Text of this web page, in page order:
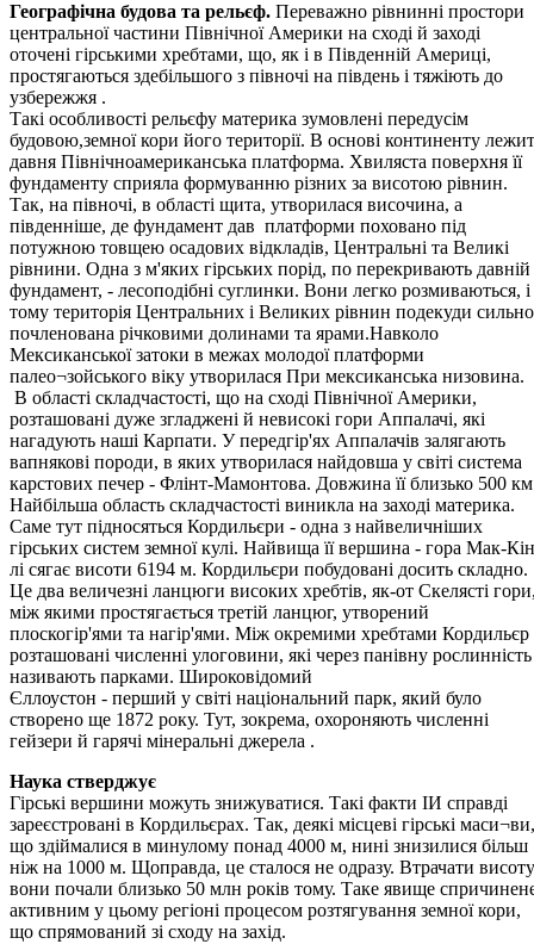
Географічна будова та рельєф. Переважно рівнинні простори
центральної частини Північної Америки на сході й заході
оточені гірськими хребтами, що, як і в Південній Америці,
простягаються здебільшого з півночі на південь і тяжіють до
узбережжя .
Такі особливості рельєфу материка зумовлені передусім
будовою,земної кори його території. В основі континенту
давня Північноамериканська платформа. Хвиляста поверхня її
фундаменту сприяла формуванню різних за висотою рівнин.
Так, на півночі, в області щита, утворилася височина, а
південніше, де фундамент дав платформи поховано під
потужною товщею осадових відкладів, Центральні та Великі
рівнини. Одна з м'яких гірських порід, по перекривають давній
фундамент, - лесоподібні суглинки. Вони легко розмиваються, і
тому територія Центральних і Великих рівнин подекуди сильно
почленована річковими долинами та ярами.Навколо
Мексиканської затоки в межах молодої платформи
палео¬зойського віку утворилася При мексиканська низовина.
В області складчастості, що на сході Північної Америки,
розташовані дуже згладжені й невисокі гори Аппалачі, які
нагадують наші Карпати. У передгір'ях Аппалачів залягають
вапнякові породи, в яких утворилася найдовша у світі система
карстових печер - Флінт-Мамонтова. Довжина її близько 500
Найбільша область складчастості виникла на заході материка.
Саме тут підносяться Кордильєри - одна з найвеличніших
гірських систем земної кулі. Найвища її вершина - гора Мак-Кін
лі сягає висоти 6194 м. Кордильєри побудовані досить складно.
Це два величезні ланцюги високих хребтів, як-от Скелясті
між якими простягається третій ланцюг, утворений
плоскогір'ями та нагір'ями. Між окремими хребтами Кордильєр
розташовані численні улоговини, які через панівну рослинність
називають парками. Широковідомий
Єллоустон - перший у світі національний парк, який було
створено ще 1872 року. Тут, зокрема, охороняють численні
гейзери й гарячі мінеральні джерела .
Наука стверджує
Гірські вершини можуть знижуватися. Такі факти ІИ справді
зареєстровані в Кордильєрах. Так, деякі місцеві гірські маси¬ви,
що здіймалися в минулому понад 4000 м, нині знизилися більш
ніж на 1000 м. Щоправда, це сталося не одразу. Втрачати висоту
вони почали близько 50 млн років тому. Таке явище
активним у цьому регіоні процесом розтягування земної кори,
що спрямований зі сходу на захід.